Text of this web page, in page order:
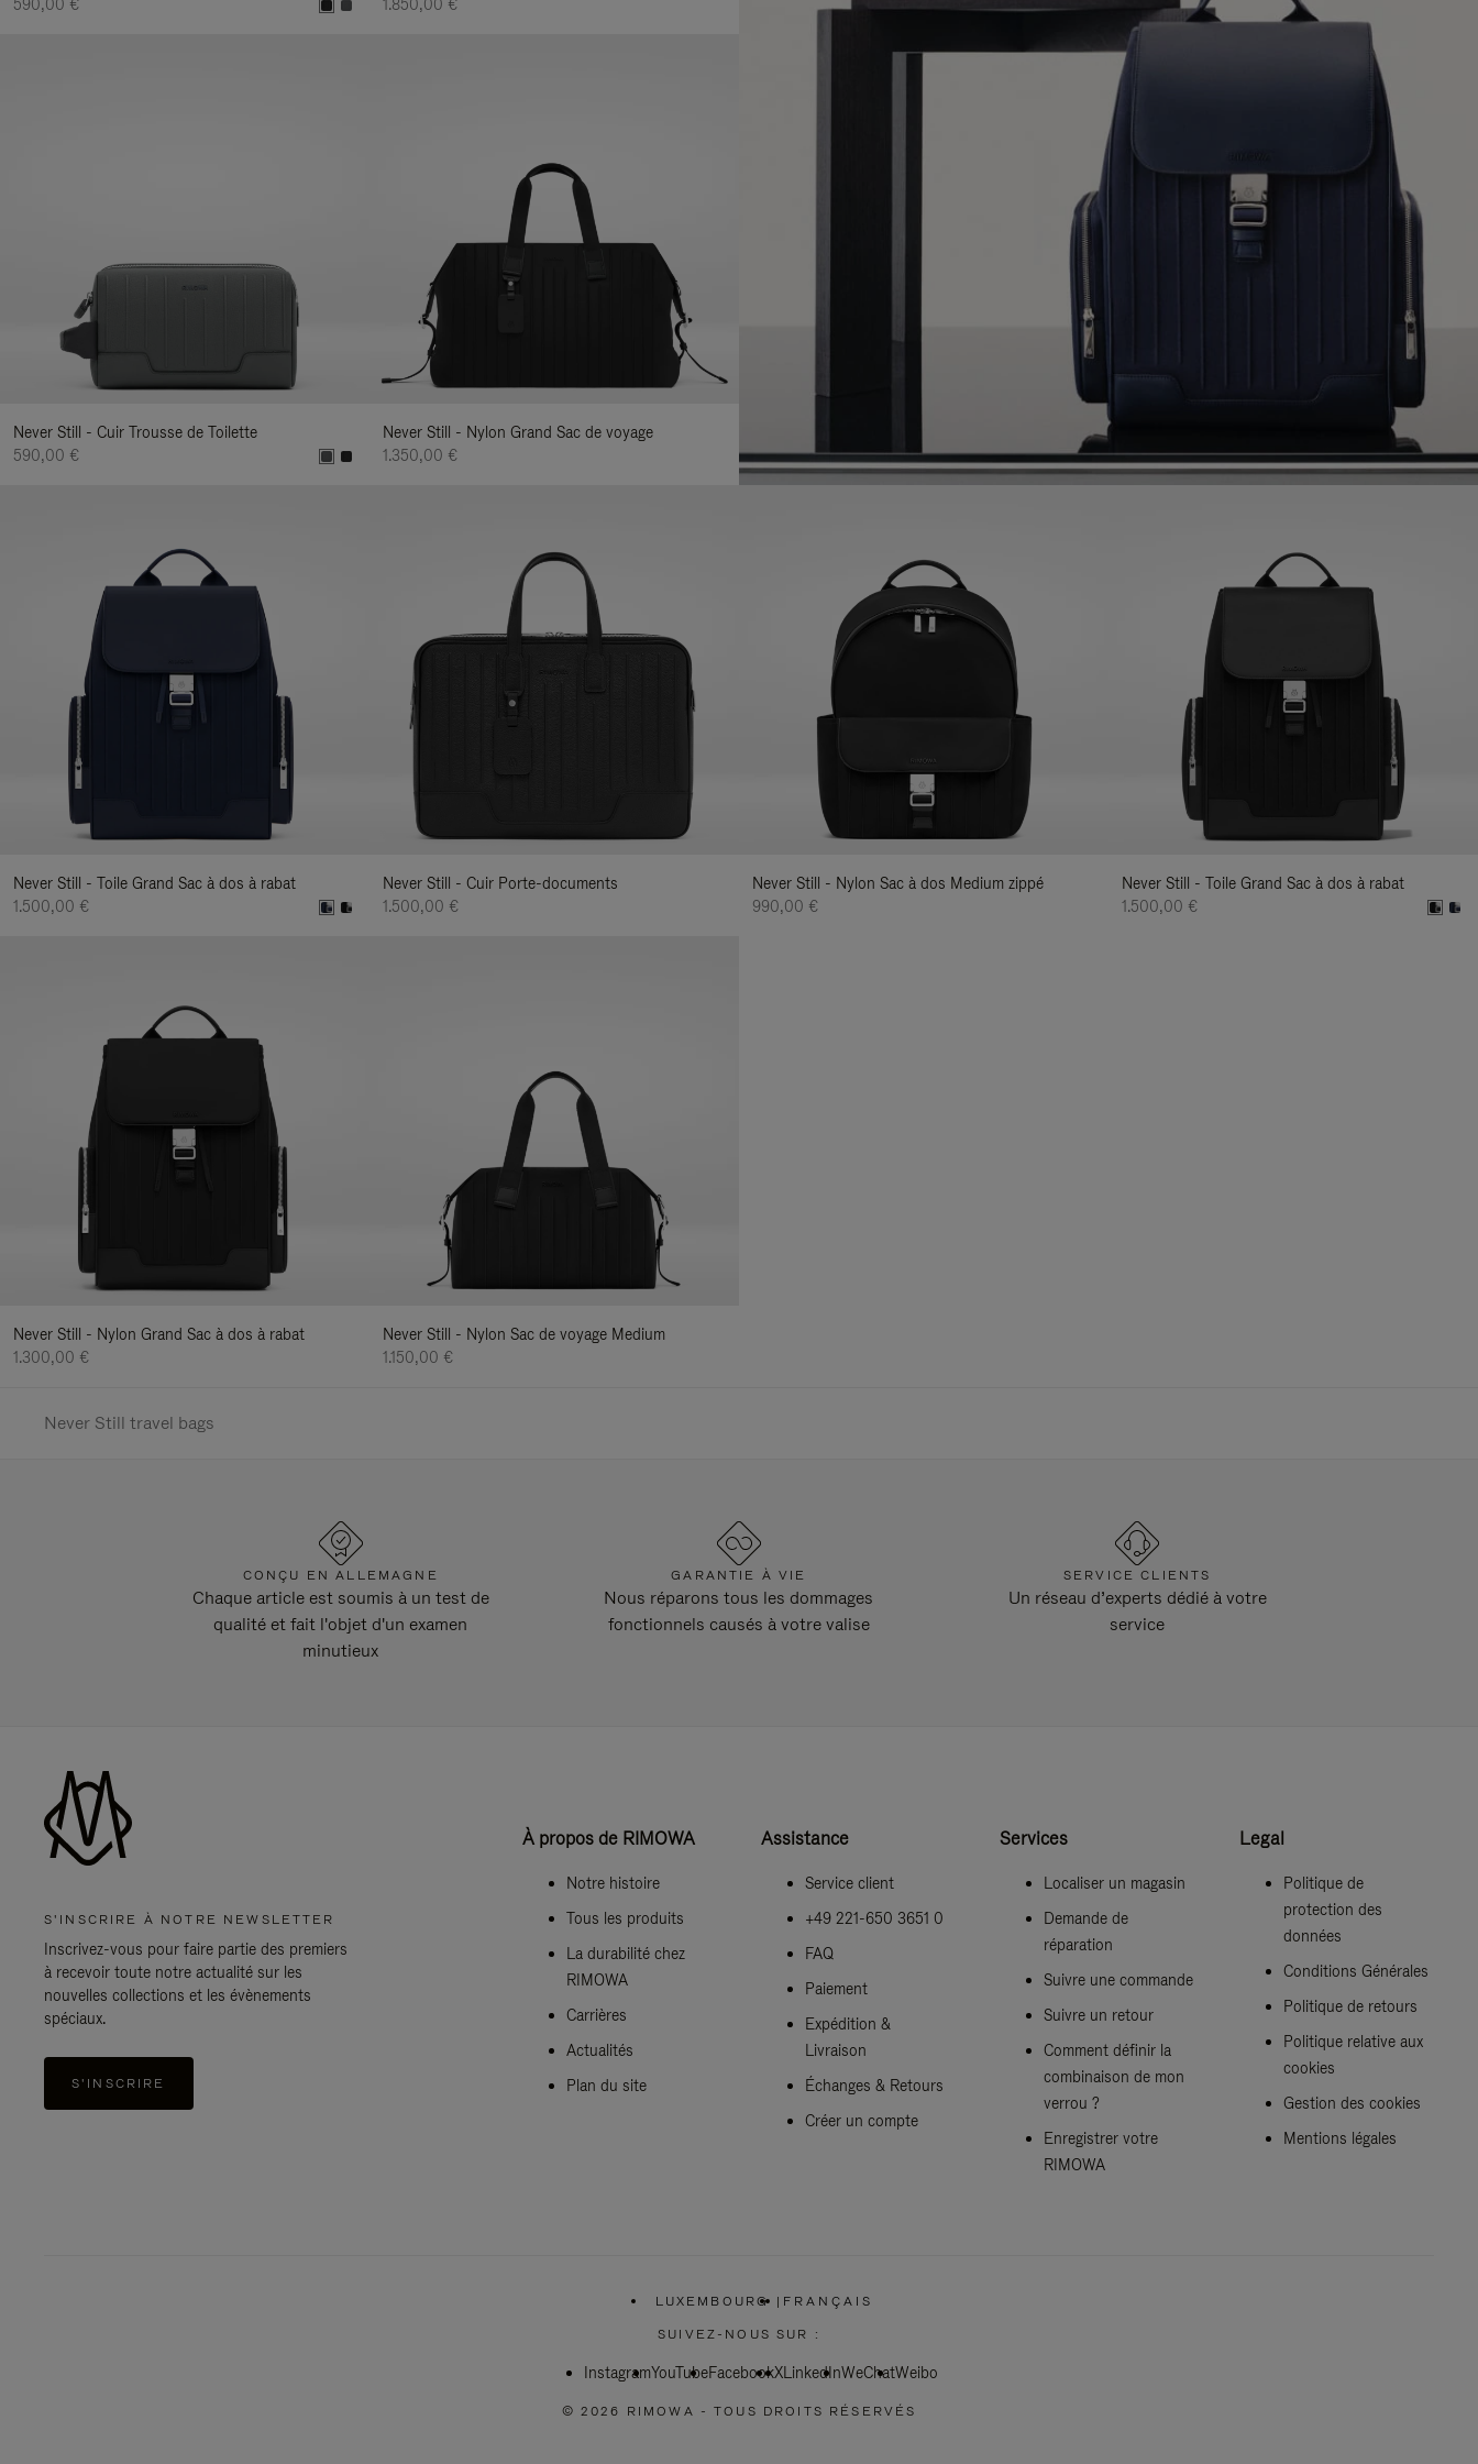
590,00 €
1.850,00 €
Never Still - Cuir Trousse de Toilette
590,00 €
Never Still - Nylon Grand Sac de voyage
1.350,00 €
Never Still - Toile Grand Sac à dos à rabat
1.500,00 €
Never Still - Cuir Porte-documents
1.500,00 €
Never Still - Nylon Sac à dos Medium zippé
990,00 €
Never Still - Toile Grand Sac à dos à rabat
1.500,00 €
Never Still - Nylon Grand Sac à dos à rabat
1.300,00 €
Never Still - Nylon Sac de voyage Medium
1.150,00 €
Never Still travel bags
CONÇU EN ALLEMAGNE
Chaque article est soumis à un test de
qualité et fait l'objet d'un examen
minutieux
GARANTIE À VIE
Nous réparons tous les dommages
fonctionnels causés à votre valise
SERVICE CLIENTS
Un réseau d’experts dédié à votre
service
S'INSCRIRE À NOTRE NEWSLETTER
Inscrivez-vous pour faire partie des premiers
à recevoir toute notre actualité sur les
nouvelles collections et les évènements
spéciaux.
S'INSCRIRE
À propos de RIMOWA
Notre histoire
Tous les produits
La durabilité chez
RIMOWA
Carrières
Actualités
Plan du site
Assistance
Service client
+49 221-650 3651 0
FAQ
Paiement
Expédition &
Livraison
Échanges & Retours
Créer un compte
Services
Localiser un magasin
Demande de
réparation
Suivre une commande
Suivre un retour
Comment définir la
combinaison de mon
verrou ?
Enregistrer votre
RIMOWA
Legal
Politique de
protection des
données
Conditions Générales
Politique de retours
Politique relative aux
cookies
Gestion des cookies
Mentions légales
LUXEMBOURG
SÉLECTIONNEZ
VOTRE
| FRANÇAIS
SUIVEZ-NOUS SUR :
InstagramYouTubeFacebookXLinkedInWeChatWeibo
© 2026 RIMOWA - TOUS DROITS RÉSERVÉS